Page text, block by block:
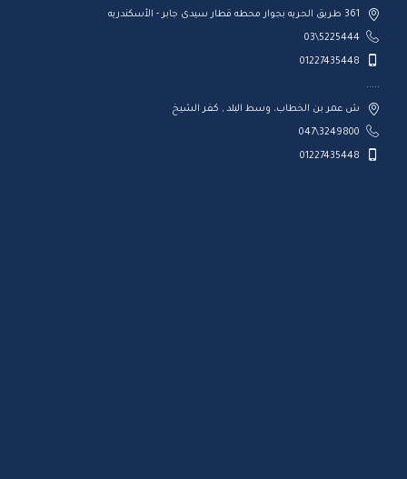
361 طريق الحريه بجوار محطه قطار سيدى جابر - الأسكندريه
5225444\03
01227435448
.....
ش عمر بن الخطاب، وسط البلد , كفر الشيخ
3249800\047
01227435448